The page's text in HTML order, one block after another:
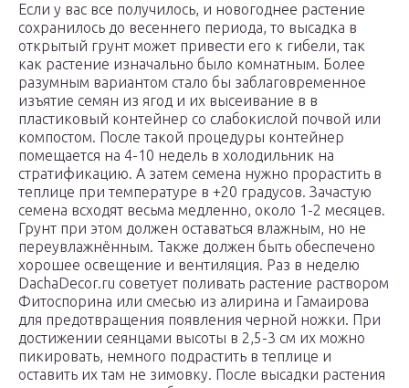
Если у вас все получилось, и новогоднее растение
сохранилось до весеннего периода, то высадка в
открытый грунт может привести его к гибели, так
как растение изначально было комнатным. Более
разумным вариантом стало бы заблаговременное
изъятие семян из ягод и их высеивание в в
пластиковый контейнер со слабокислой почвой или
компостом. После такой процедуры контейнер
помещается на 4-10 недель в холодильник на
стратификацию. А затем семена нужно прорастить в
теплице при температуре в +20 градусов. Зачастую
семена всходят весьма медленно, около 1-2 месяцев.
Грунт при этом должен оставаться влажным, но не
переувлажнённым. Также должен быть обеспечено
хорошее освещение и вентиляция. Раз в неделю
DachaDecor.ru советует поливать растение раствором
Фитоспорина или смесью из алирина и Гамаирова
для предотвращения появления черной ножки. При
достижении сеянцами высоты в 2,5-3 см их можно
пикировать, немного подрастить в теплице и
оставить их там не зимовку. После высадки растения